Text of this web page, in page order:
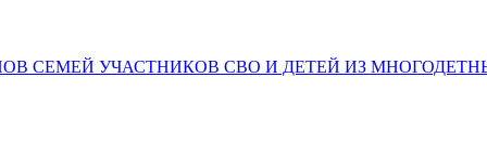
СЕМЕЙ УЧАСТНИКОВ СВО И ДЕТЕЙ ИЗ